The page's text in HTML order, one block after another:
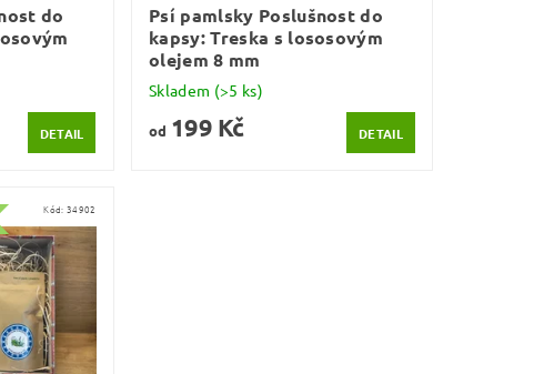
do
DETAIL
Psí pamlsky Poslušnost do
kapsy: Treska s lososovým
olejem 8 mm
Skladem (>5 ks)
od 199 Kč DETAIL
Kód: 34902